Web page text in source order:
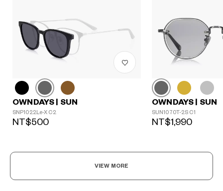
OWNDAYS | SUN
SNP1022Le-X C2
NT$500
OWNDAYS | SUN
SUN1070T-2S C1
NT$1,990
VIEW MORE